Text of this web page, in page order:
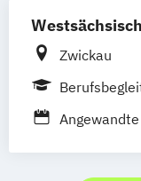
Klinische
Public
und
Zwickau
Vollzeit